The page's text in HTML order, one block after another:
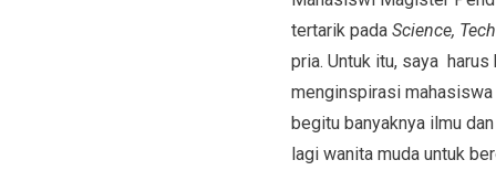
tertarik pada Science,
pria. Untuk itu, saya
menginspirasi mahasiswa
begitu banyaknya ilmu
lagi wanita muda untuk